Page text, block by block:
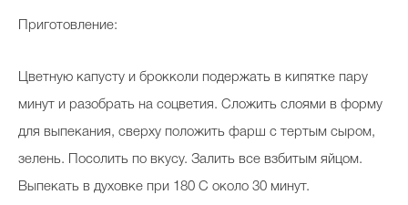
Приготовление:
Цветную капусту и брокколи подержать в кипятке пару
минут и разобрать на соцветия. Сложить слоями в форму
для выпекания, сверху положить фарш с тертым сыром,
зелень. Посолить по вкусу. Залить все взбитым яйцом.
Выпекать в духовке при 180 C около 30 минут.